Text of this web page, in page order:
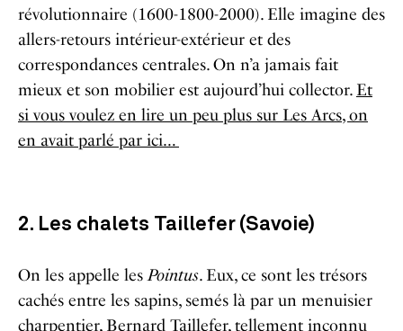
révolutionnaire (1600-1800-2000). Elle imagine des
allers-retours intérieur-extérieur et des
correspondances centrales. On n’a jamais fait
mieux et son mobilier est aujourd’hui collector. Et
si vous voulez en lire un peu plus sur Les Arcs, on
en avait parlé par ici…
2. Les chalets Taillefer (Savoie)
On les appelle lesPointus. Eux, ce sont les trésors
cachés entre les sapins, semés là par un menuisier
charpentier, Bernard Taillefer, tellement inconnu